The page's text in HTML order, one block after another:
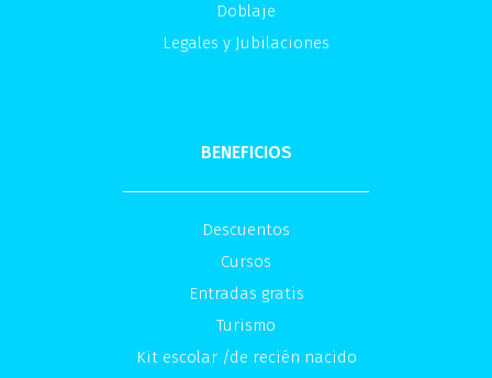
Doblaje
Legales y Jubilaciones
BENEFICIOS
Descuentos
Cursos
Entradas gratis
Turismo
Kit escolar /de recién nacido